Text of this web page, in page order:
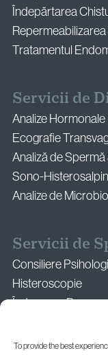
To provide the best
Îndepărtarea
Tratamentul
Servicii de
Analize Hormonale
Ecografie
Analiză de Spermă
Sono-
Analize de
Servicii de
Consiliere
Histeroscopie
Îndrumare
Consultație pentru
Îndrumare